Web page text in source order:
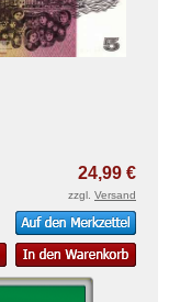
24,99 €
zzgl. Versand